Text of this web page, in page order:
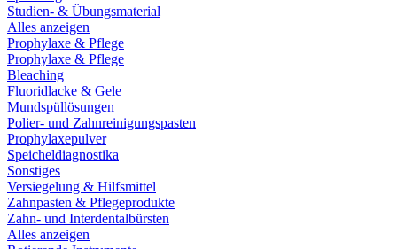
Studien- & Übungsmaterial
Alles anzeigen
Prophylaxe & Pflege
Prophylaxe & Pflege
Bleaching
Fluoridlacke & Gele
Mundspüllösungen
Polier- und Zahnreinigungspasten
Prophylaxepulver
Speicheldiagnostika
Sonstiges
Versiegelung & Hilfsmittel
Zahnpasten & Pflegeprodukte
Zahn- und Interdentalbürsten
Alles anzeigen